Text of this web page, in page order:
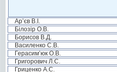
Ар’єв В.І.
Білозір О.В.
Борисов В.Д.
Василенко С.В.
Герасим’юк О.В.
Григорович Л.С.
Гриценко А.С.